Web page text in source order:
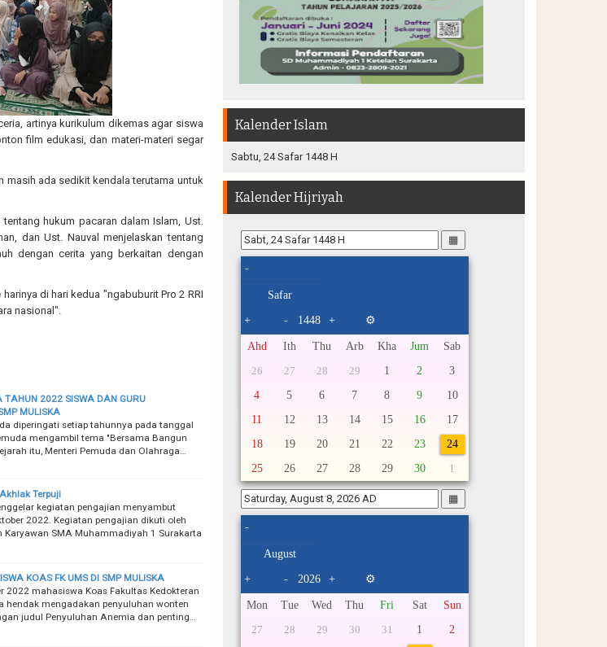
artinya kurikulum dikemas agar siswa
film edukasi, dan materi-materi segar
masih ada sedikit kendala terutama untuk
hukum pacaran dalam Islam, Ust.
dan Ust. Nauval menjelaskan tentang
dengan cerita yang berkaitan dengan
di hari kedua "ngabuburit Pro 2 RRI
nasional".
TAHUN 2022 SISWA DAN GURU
MULISKA
diperingati setiap tahunnya pada tanggal
mengambil tema "Bersama Bangun
itu, Menteri Pemuda dan Olahraga…
Terpuji
kegiatan pengajian menyambut
2022. Kegiatan pengajian dikuti oleh
Karyawan SMA Muhammadiyah 1 Surakarta
KOAS FK UMS DI SMP MULISKA
2022 mahasiswa Koas Fakultas Kedokteran
mengadakan penyuluhan wonten
judul Penyuluhan Anemia dan penting…
Kalender Islam
Sabtu, 24 Safar 1448 H
Kalender Hijriyah
▦
-
+ - + ⚙
Ahd Ith Thu Arb Kha Jum Sab
26 27 28 29 1 2
3
4
5 6 7 8 9
10
11
12 13 14 15 16
17
18
19 20 21 22 23
24
25
26 27 28 29 30 1
▦
-
+ - + ⚙
Mon Tue Wed Thu Fri Sat Sun
27 28 29 30 31 1
2